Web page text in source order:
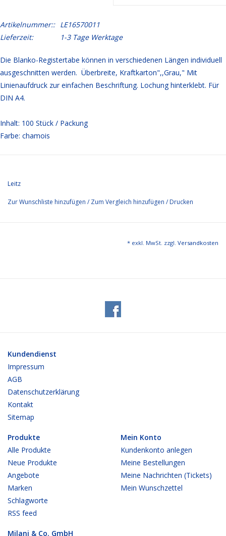
Artikelnummer:: LE16570011
Lieferzeit:
1-3 Tage Werktage
Die Blanko-Registertabe können in verschiedenen Längen individuell
ausgeschnitten werden. Überbreite, Kraftkarton",,Grau," Mit
Linienaufdruck zur einfachen Beschriftung. Lochung hinterklebt. Für
DIN A4.
Inhalt: 100 Stück / Packung
Farbe: chamois
Leitz
Zur Wunschliste hinzufügen / Zum Vergleich hinzufügen / Drucken
* exkl. MwSt. zzgl. Versandkosten
Kundendienst
Impressum
AGB
Datenschutzerklärung
Kontakt
Sitemap
Produkte
Alle Produkte
Neue Produkte
Angebote
Marken
Schlagworte
RSS feed
Mein Konto
Kundenkonto anlegen
Meine Bestellungen
Meine Nachrichten (Tickets)
Mein Wunschzettel
Milani & Co. GmbH